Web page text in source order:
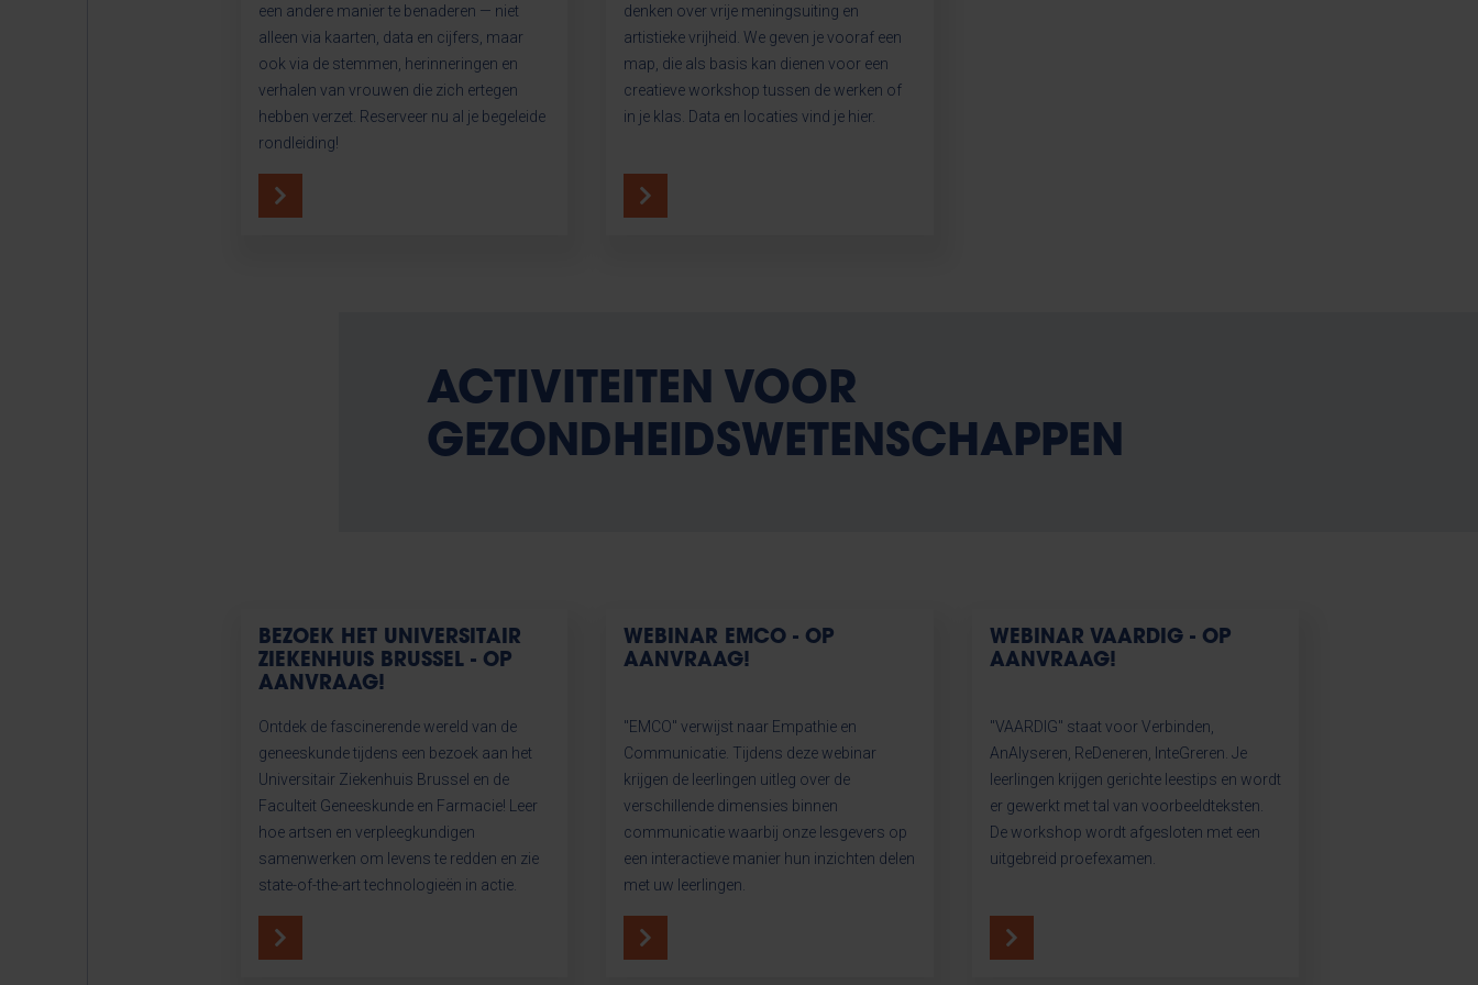
een andere manier te benaderen — niet
alleen via kaarten, data en cijfers, maar
ook via de stemmen, herinneringen en
verhalen van vrouwen die zich ertegen
hebben verzet. Reserveer nu al je begeleide
rondleiding!
denken over vrije meningsuiting en
artistieke vrijheid. We geven je vooraf een
map, die als basis kan dienen voor een
creatieve workshop tussen de werken of
in je klas. Data en locaties vind je hier.
ACTIVITEITEN VOOR
GEZONDHEIDSWETENSCHAPPEN
BEZOEK HET UNIVERSITAIR
ZIEKENHUIS BRUSSEL - OP
AANVRAAG!
Ontdek de fascinerende wereld van de
geneeskunde tijdens een bezoek aan het
Universitair Ziekenhuis Brussel en de
Faculteit Geneeskunde en Farmacie! Leer
hoe artsen en verpleegkundigen
samenwerken om levens te redden en zie
state-of-the-art technologieën in actie.
WEBINAR EMCO - OP
AANVRAAG!
"EMCO" verwijst naar Empathie en
Communicatie. Tijdens deze webinar
krijgen de leerlingen uitleg over de
verschillende dimensies binnen
communicatie waarbij onze lesgevers op
een interactieve manier hun inzichten delen
met uw leerlingen.
WEBINAR VAARDIG - OP
AANVRAAG!
"VAARDIG" staat voor Verbinden,
AnAlyseren, ReDeneren, InteGreren. Je
leerlingen krijgen gerichte leestips en wordt
er gewerkt met tal van voorbeeldteksten.
De workshop wordt afgesloten met een
uitgebreid proefexamen.